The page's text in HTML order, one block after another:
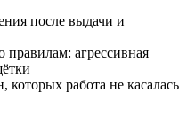
после выдачи и
правилам: агрессивная
которых работа не касалась